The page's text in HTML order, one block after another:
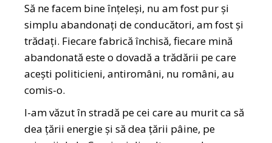
Să ne facem bine înțeleși, nu am fost pur și
simplu abandonați de conducători, am fost și
trădați. Fiecare fabrică închisă, fiecare mină
abandonată este o dovadă a trădării pe care
acești politicieni, antiromâni, nu români, au
comis-o.
I-am văzut în stradă pe cei care au murit ca să
dea țării energie și să dea țării pâine, pe